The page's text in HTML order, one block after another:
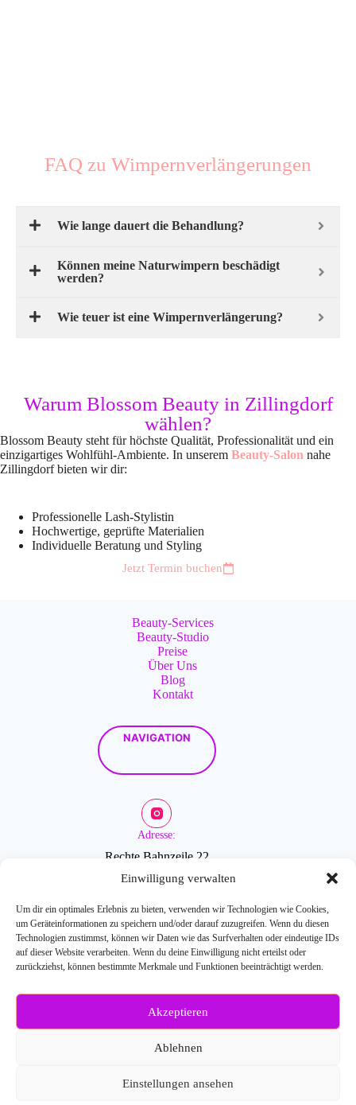
Einwilligung verwalten
Um dir ein optimales Erlebnis zu bieten, verwenden wir Technologien wie Cookies,
um Geräteinformationen zu speichern und/oder darauf zuzugreifen. Wenn du diesen
Technologien zustimmst, können wir Daten wie das Surfverhalten oder eindeutige IDs
auf dieser Website verarbeiten. Wenn du deine Einwilligung nicht erteilst oder
zurückziehst, können bestimmte Merkmale und Funktionen beeinträchtigt werden.
Akzeptieren
Ablehnen
Einstellungen ansehen
FAQ zu Wimpernverlängerungen
Wie lange dauert die Behandlung?
Können meine Naturwimpern beschädigt
werden?
Wie teuer ist eine Wimpernverlängerung?
Warum Blossom Beauty in Zillingdorf
wählen?
Blossom Beauty steht für höchste Qualität, Professionalität und ein
einzigartiges Wohlfühl-Ambiente. In unserem Beauty-Salon nahe
Zillingdorf bieten wir dir:
Professionelle Lash-Stylistin
Hochwertige, geprüfte Materialien
Individuelle Beratung und Styling
Jetzt Termin buchen
Beauty-Services
Beauty-Studio
Preise
Über Uns
Blog
Kontakt
NAVIGATION
Adresse:
Rechte Bahnzeile 22
Öffnungszeiten:
Weitere Fragen?
Kontaktiere uns:
Telefonnr.: 0676/6086527